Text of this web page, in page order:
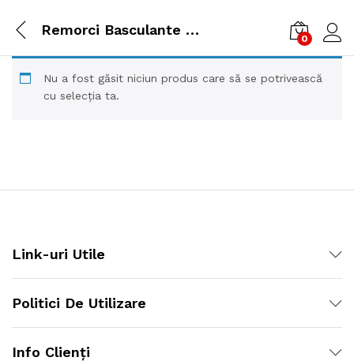
Remorci Basculante Manual
0
Nu a fost găsit niciun produs care să se potrivească
cu selecția ta.
Link-uri Utile
Politici De Utilizare
Info Clienți